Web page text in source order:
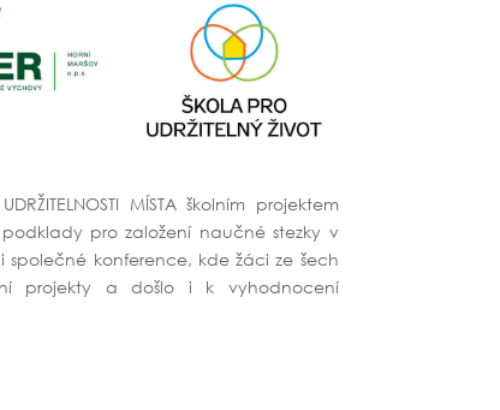
MÍSTA školním projektem
podklady pro založení naučné stezky v
společné konference, kde žáci ze šech
projekty a došlo i k vyhodnocení